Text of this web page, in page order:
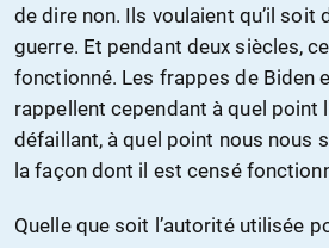
de dire non. Ils voulaient qu’il soit
guerre. Et pendant deux siècles,
fonctionné. Les frappes de Biden
rappellent cependant à quel point
défaillant, à quel point nous nous
la façon dont il est censé
Quelle que soit l’autorité utilisée